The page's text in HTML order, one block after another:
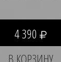
4 390